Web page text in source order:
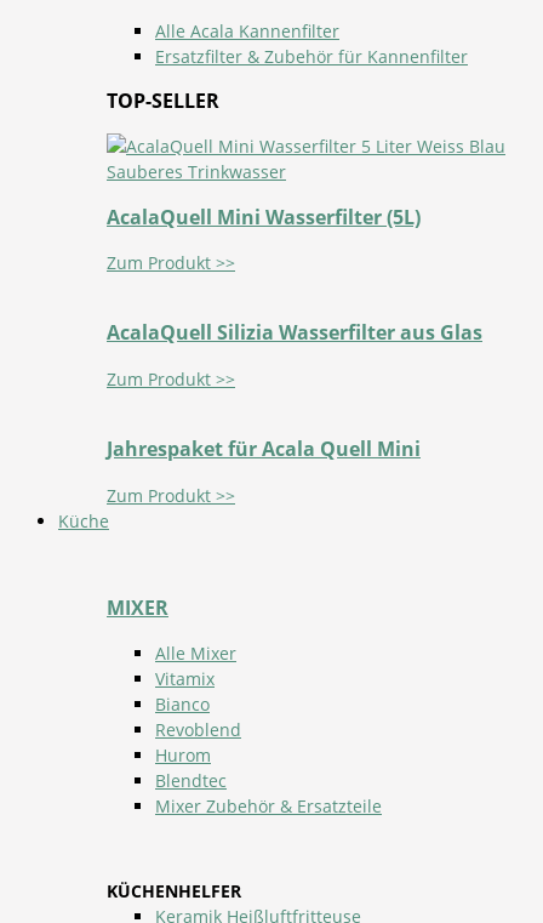
Alle Acala Kannenfilter
Ersatzfilter & Zubehör für Kannenfilter
TOP-SELLER
AcalaQuell Mini Wasserfilter (5L)
Zum Produkt >>
AcalaQuell Silizia Wasserfilter aus Glas
Zum Produkt >>
Jahrespaket für Acala Quell Mini
Zum Produkt >>
Küche
MIXER
Alle Mixer
Vitamix
Bianco
Revoblend
Hurom
Blendtec
Mixer Zubehör & Ersatzteile
KÜCHENHELFER
Keramik Heißluftfritteuse